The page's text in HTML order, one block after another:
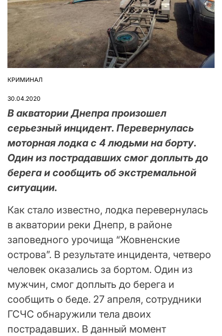
ОПУБЛІКУВАТИ
КРИМИНАЛ
30.04.2020
В акватории Днепра произошел
серьезный инцидент. Перевернулась
моторная лодка с 4 людьми на борту.
Один из пострадавших смог доплыть до
берега и сообщить об экстремальной
ситуации.
Как стало известно, лодка перевернулась
в акватории реки Днепр, в районе
заповедного урочища “Жовненские
острова”. В результате инцидента, четверо
человек оказались за бортом. Один из
мужчин, смог доплыть до берега и
сообщить о беде. 27 апреля, сотрудники
ГСЧС обнаружили тела двоих
пострадавших. В данный момент